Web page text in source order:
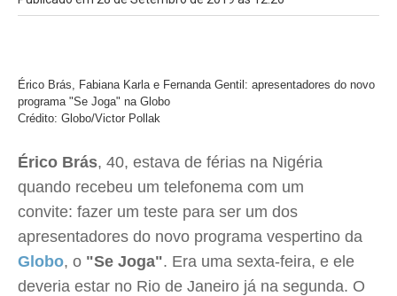
Érico Brás, Fabiana Karla e Fernanda Gentil: apresentadores do novo
programa "Se Joga" na Globo
Crédito: Globo/Victor Pollak
Érico Brás, 40, estava de férias na Nigéria
quando recebeu um telefonema com um
convite: fazer um teste para ser um dos
apresentadores do novo programa vespertino da
Globo, o "Se Joga". Era uma sexta-feira, e ele
deveria estar no Rio de Janeiro já na segunda. O